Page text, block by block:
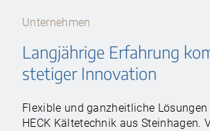
Unternehmen
Langjährige Erfahrung
stetiger Innovation
Flexible und ganzheitliche
HECK Kältetechnik aus Steinhagen.